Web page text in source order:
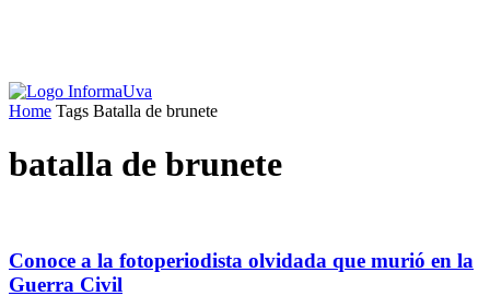
Home Tags Batalla de brunete
batalla de brunete
Conoce a la fotoperiodista olvidada que murió en la
Guerra Civil